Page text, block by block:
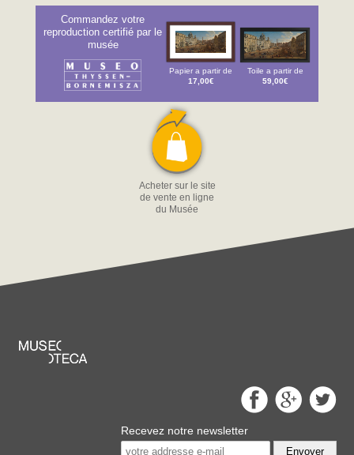
Commandez votre
reproduction certifié par le
musée
Papier a partir de
17,00€
Toile a partir de
59,00€
Acheter sur le site
de vente en ligne
du Musée
Recevez notre newsletter
Envoyer